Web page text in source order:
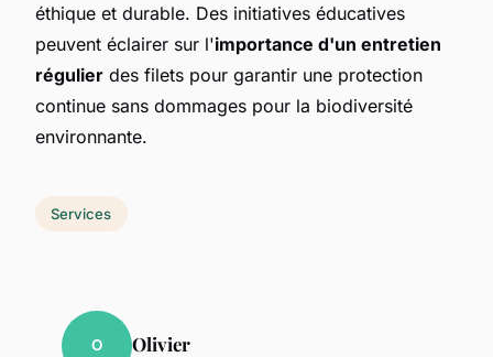
éthique et durable. Des initiatives éducatives
peuvent éclairer sur l'importance d'un entretien
régulier des filets pour garantir une protection
continue sans dommages pour la biodiversité
environnante.
Services
O Olivier